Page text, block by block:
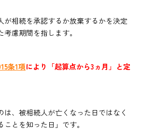
が相続を承認するか放棄するかを決定
慮期間を指します。
条1項により「起算点から3ヵ月」と定
は、被相続人が亡くなった日ではなく
ことを知った日」です。